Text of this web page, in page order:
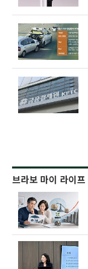
브라보 마이 라이프